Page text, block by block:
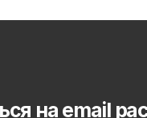
на email